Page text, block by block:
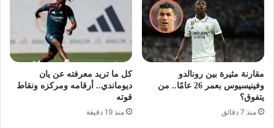
مقارنة مثيرة بين رونالدو
وفينيسيوس بعمر 26 عامًا.. من
يتفوق؟
منذ 7 دقائق
كل ما تريد معرفته عن يان
ديوماندي.. أرقامه ومركزه ونقاط
قوته
منذ 19 دقيقة